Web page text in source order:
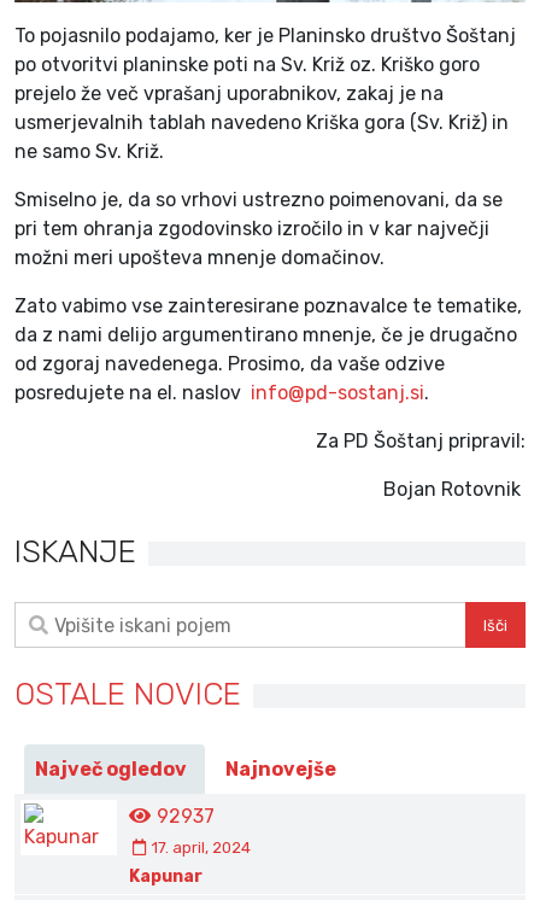
To pojasnilo podajamo, ker je Planinsko društvo Šoštanj
po otvoritvi planinske poti na Sv. Križ oz. Kriško goro
prejelo že več vprašanj uporabnikov, zakaj je na
usmerjevalnih tablah navedeno Kriška gora (Sv. Križ) in
ne samo Sv. Križ.
Smiselno je, da so vrhovi ustrezno poimenovani, da se
pri tem ohranja zgodovinsko izročilo in v kar največji
možni meri upošteva mnenje domačinov.
Zato vabimo vse zainteresirane poznavalce te tematike,
da z nami delijo argumentirano mnenje, če je drugačno
od zgoraj navedenega. Prosimo, da vaše odzive
posredujete na el. naslov info@pd-sostanj.si.
Za PD Šoštanj pripravil:
Bojan Rotovnik
ISKANJE
OSTALE NOVICE
Največ ogledov Najnovejše
92937
17. april, 2024
Kapunar